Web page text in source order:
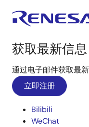
获取最新信息
通过电子邮件获取最
立即注册
Bilibili
WeChat